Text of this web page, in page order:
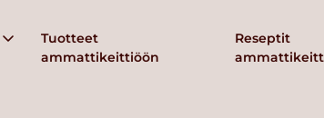
Tuotteet
ammattikeittiöön
Reseptit